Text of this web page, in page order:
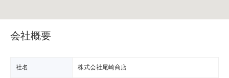
会社概要
社名 株式会社尾崎商店